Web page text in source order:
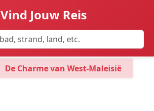
Vind Jouw Reis
De Charme van West-Maleisië